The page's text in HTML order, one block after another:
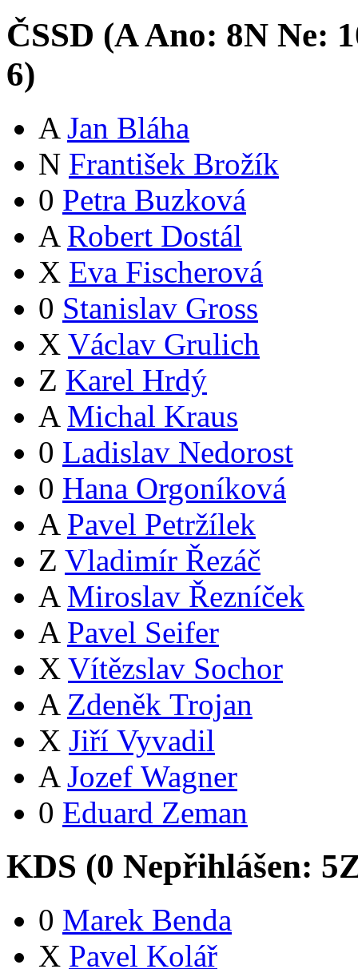
ČSSD (AAno: 8N Ne: 1
6)
A Jan Bláha
N František Brožík
0 Petra Buzková
A Robert Dostál
X Eva Fischerová
0 Stanislav Gross
X Václav Grulich
Z Karel Hrdý
A Michal Kraus
0 Ladislav Nedorost
0 Hana Orgoníková
A Pavel Petržílek
Z Vladimír Řezáč
A Miroslav Řezníček
A Pavel Seifer
X Vítězslav Sochor
A Zdeněk Trojan
X Jiří Vyvadil
A Jozef Wagner
0 Eduard Zeman
KDS (0 Nepřihlášen: 5
0 Marek Benda
X Pavel Kolář